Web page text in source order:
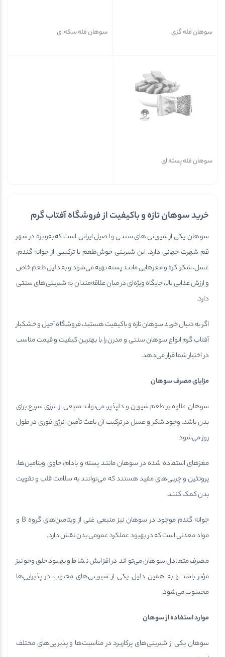
سوهان فله گزی سوهان فله سکه ای
سوهان فله پسته ای
خرید سوهان تازه و باکیفیت از فروشگاه آفتاب گرم
سوهان یکی از شیرینی‌های سنتی و اصیل ایرانی است که به‌ویژه در شهر
قم شهرت جهانی دارد. این شیرینی خوش‌طعم با ترکیبی از جوانه گندم،
عسل، شکر، کره و مغزهایی مانند پسته تهیه می‌شود و به دلیل طعم خاص
و ارزش غذایی بالا، جایگاه ویژه‌ای در میان علاقه‌مندان به شیرینی‌های سنتی
دارد.
اگر به دنبال خرید سوهان تازه و باکیفیت هستید، فروشگاه آجیل و خشکبار
آفتاب گرم انواع سوهان سنتی و مدرن را با بهترین کیفیت و قیمت مناسب
در اختیار شما قرار می‌دهد.
مزایای مصرف سوهان
سوهان علاوه بر طعم شیرین و دلپذیر، می‌تواند منبعی از انرژی سریع برای
بدن باشد. وجود شکر و عسل در ترکیب آن باعث تأمین انرژی فوری در طول
روز می‌شود.
مغزهای استفاده شده در سوهان مانند پسته و بادام، حاوی ویتامین‌ها،
پروتئین و چربی‌های مفید هستند که می‌توانند به سلامت قلب و تقویت
بدن کمک کنند.
جوانه گندم موجود در سوهان نیز منبعی غنی از ویتامین‌های گروه B و
مواد معدنی است که در بهبود عملکرد عمومی بدن نقش دارد.
مصرف متعادل سوهان می‌تواند در افزایش نشاط و بهبود خلق‌وخو نیز
مؤثر باشد و به همین دلیل یکی از شیرینی‌های محبوب در پذیرایی‌ها
محسوب می‌شود.
موارد استفاده از سوهان
سوهان یکی از شیرینی‌های پرکاربرد در مناسبت‌ها و پذیرایی‌های مختلف